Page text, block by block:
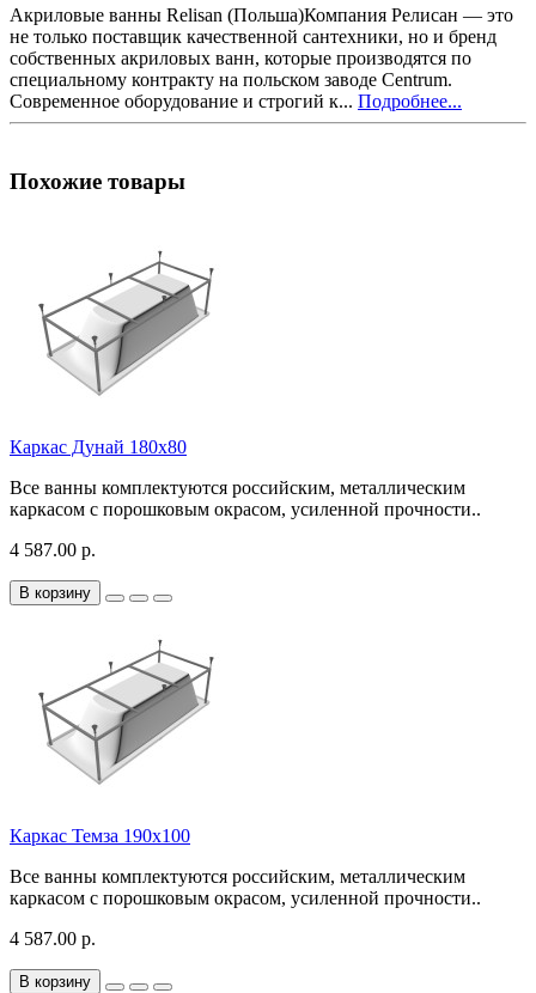
Акриловые ванны Relisan (Польша)Компания Релисан — это
не только поставщик качественной сантехники, но и бренд
собственных акриловых ванн, которые производятся по
специальному контракту на польском заводе Centrum.
Современное оборудование и строгий к... Подробнее...
Похожие товары
Каркас Дунай 180х80
Все ванны комплектуются российским, металлическим
каркасом с порошковым окрасом, усиленной прочности..
4 587.00 р.
В корзину
Каркас Темза 190х100
Все ванны комплектуются российским, металлическим
каркасом с порошковым окрасом, усиленной прочности..
4 587.00 р.
В корзину